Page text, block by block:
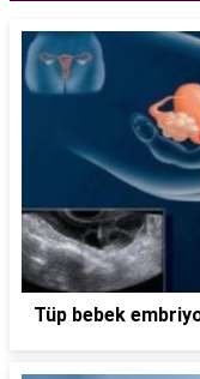
Tüp bebek